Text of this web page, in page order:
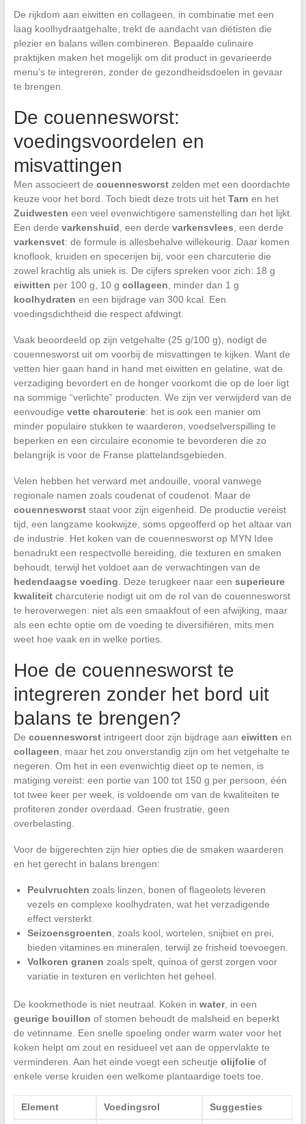
De rijkdom aan eiwitten en collageen, in combinatie met een
laag koolhydraatgehalte, trekt de aandacht van diëtisten die
plezier en balans willen combineren. Bepaalde culinaire
praktijken maken het mogelijk om dit product in gevarieerde
menu’s te integreren, zonder de gezondheidsdoelen in gevaar
te brengen.
De couennesworst:
voedingsvoordelen en
misvattingen
Men associeert de couennesworstzelden met een doordachte
keuze voor het bord. Toch biedt deze trots uit het Tarn en het
Zuidwesten een veel evenwichtigere samenstelling dan het lijkt.
Een derde varkenshuid , een derde varkensvlees , een derde
varkensvet: de formule is allesbehalve willekeurig. Daar komen
knoflook, kruiden en specerijen bij, voor een charcuterie die
zowel krachtig als uniek is. De cijfers spreken voor zich: 18 g
eiwitten per 100 g, 10 g collageen , minder dan 1 g
koolhydraten en een bijdrage van 300 kcal. Een
voedingsdichtheid die respect afdwingt.
Vaak beoordeeld op zijn vetgehalte (25 g/100 g), nodigt de
couennesworst uit om voorbij de misvattingen te kijken. Want de
vetten hier gaan hand in hand met eiwitten en gelatine, wat de
verzadiging bevordert en de honger voorkomt die op de loer ligt
na sommige “verlichte” producten. We zijn ver verwijderd van de
eenvoudige vette charcuterie: het is ook een manier om
minder populaire stukken te waarderen, voedselverspilling te
beperken en een circulaire economie te bevorderen die zo
belangrijk is voor de Franse plattelandsgebieden.
Velen hebben het verward met andouille, vooral vanwege
regionale namen zoals coudenat of coudenot. Maar de
couennesworststaat voor zijn eigenheid. De productie vereist
tijd, een langzame kookwijze, soms opgeofferd op het altaar van
de industrie. Het koken van de couennesworst op MYN Idee
benadrukt een respectvolle bereiding, die texturen en smaken
behoudt, terwijl het voldoet aan de verwachtingen van de
hedendaagse voeding . Deze terugkeer naar een superieure
kwaliteitcharcuterie nodigt uit om de rol van de couennesworst
te heroverwegen: niet als een smaakfout of een afwijking, maar
als een echte optie om de voeding te diversifiëren, mits men
weet hoe vaak en in welke porties.
Hoe de couennesworst te
integreren zonder het bord uit
balans te brengen?
De couennesworstintrigeert door zijn bijdrage aan eiwitten en
collageen , maar het zou onverstandig zijn om het vetgehalte te
negeren. Om het in een evenwichtig dieet op te nemen, is
matiging vereist: een portie van 100 tot 150 g per persoon, één
tot twee keer per week, is voldoende om van de kwaliteiten te
profiteren zonder overdaad. Geen frustratie, geen
overbelasting.
Voor de bijgerechten zijn hier opties die de smaken waarderen
en het gerecht in balans brengen:
Peulvruchten zoals linzen, bonen of flageolets leveren
vezels en complexe koolhydraten, wat het verzadigende
effect versterkt.
Seizoensgroenten , zoals kool, wortelen, snijbiet en prei,
bieden vitamines en mineralen, terwijl ze frisheid toevoegen.
Volkoren granen zoals spelt, quinoa of gerst zorgen voor
variatie in texturen en verlichten het geheel.
De kookmethode is niet neutraal. Koken in water, in een
geurige bouillon of stomen behoudt de malsheid en beperkt
de vetinname. Een snelle spoeling onder warm water voor het
koken helpt om zout en residueel vet aan de oppervlakte te
verminderen. Aan het einde voegt een scheutje olijfolieof
enkele verse kruiden een welkome plantaardige toets toe.
Element Voedingsrol Suggesties